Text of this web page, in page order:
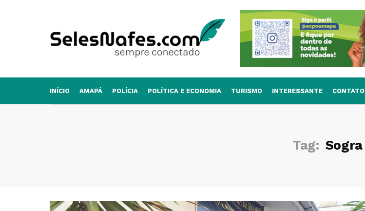
INÍCIO AMAPÁ POLÍCIA POLÍTICA E ECONOMIA TURISMO INTERESSANTE CONTATO
Tag: Sogra